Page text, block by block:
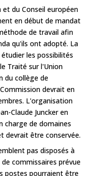
du Conseil européen
en début de mandat
de travail afin
qu'ils ont adopté. La
les possibilités
Traité sur l'Union
du collège de
devrait en
L'organisation
Claude Juncker en
charge de domaines
devrait être conservée.
pas disposés à
commissaires prévue
postes pourraient être